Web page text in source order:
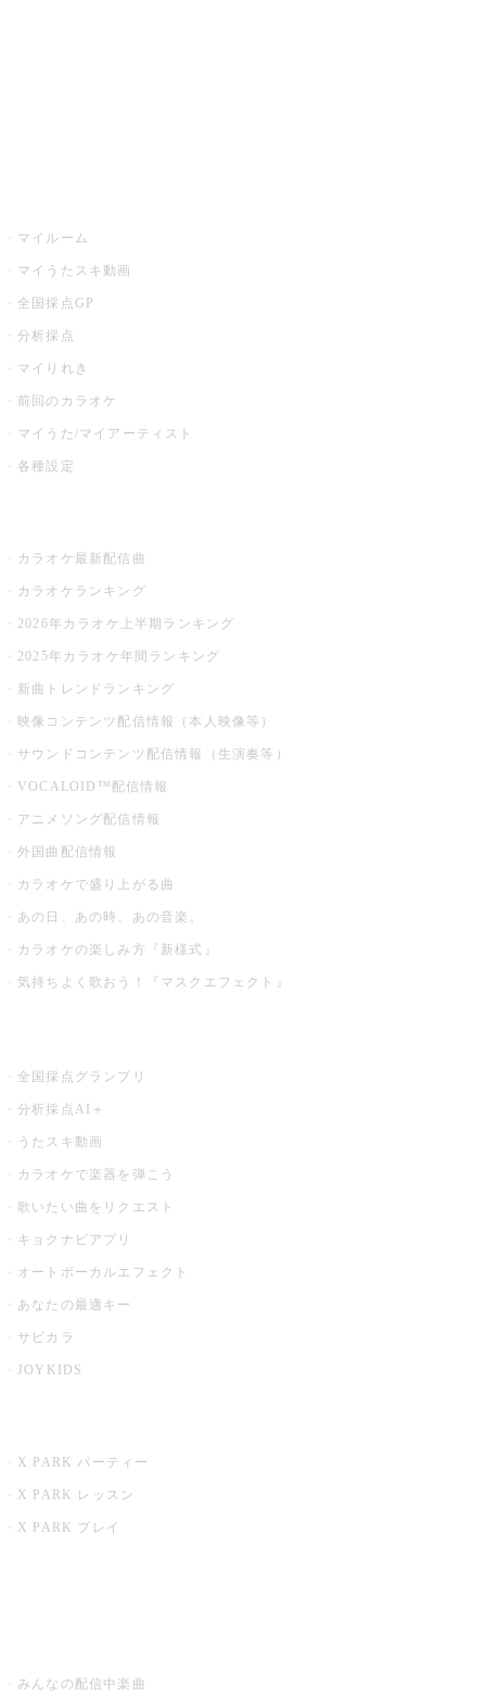
マイルーム
マイうたスキ動画
全国採点GP
分析採点
マイりれき
前回のカラオケ
マイうた/マイアーティスト
各種設定
カラオケ最新配信曲
カラオケランキング
2026年カラオケ上半期ランキング
2025年カラオケ年間ランキング
新曲トレンドランキング
映像コンテンツ配信情報（本人映像等）
サウンドコンテンツ配信情報（生演奏等）
VOCALOID™配信情報
アニメソング配信情報
外国曲配信情報
カラオケで盛り上がる曲
あの日、あの時、あの音楽。
カラオケの楽しみ方『新様式』
気持ちよく歌おう！『マスクエフェクト』
全国採点グランプリ
分析採点AI＋
うたスキ動画
カラオケで楽器を弾こう
歌いたい曲をリクエスト
キョクナビアプリ
オートボーカルエフェクト
あなたの最適キー
サビカラ
JOYKIDS
X PARK パーティー
X PARK レッスン
X PARK プレイ
みんなの配信中楽曲